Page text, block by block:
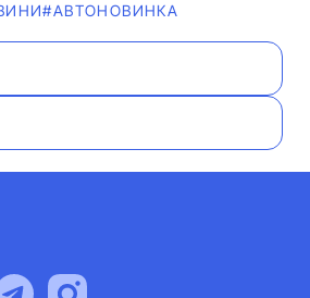
#АВТОНОВИНКА